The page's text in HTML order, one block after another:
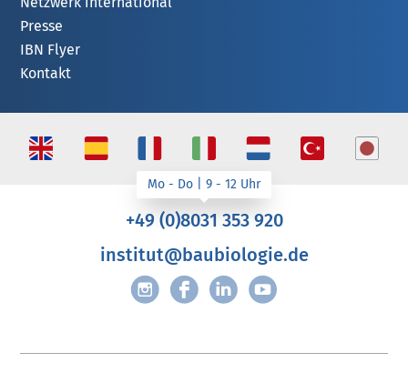
Presse
IBN Flyer
Kontakt
+49 (0)8031 353 920
institut@baubiologie.de